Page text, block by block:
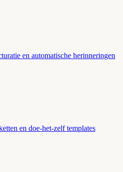
en automatische herinneringen
en doe-het-zelf templates